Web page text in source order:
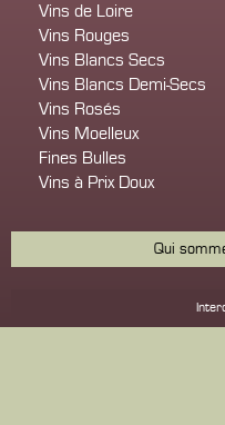
Vins de Loire
Vins Rouges
Vins Blancs Secs
Vins Blancs Demi-Secs
Vins Rosés
Vins Moelleux
Fines Bulles
Vins à Prix Doux
Qui